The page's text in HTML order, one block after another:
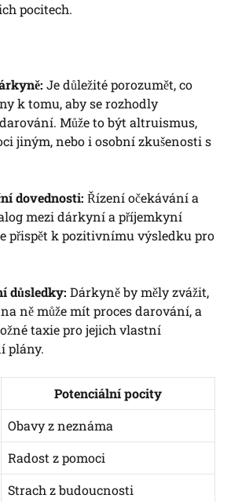
pocitech.
Je důležité porozumět, co
k tomu, ⁤aby se rozhodly
‌Může to být altruismus,
jiným, nebo i osobní zkušenosti s
dovednosti: Řízení očekávání a
‍mezi dárkyní a příjemkyní
přispět k pozitivnímu výsledku⁤ pro
důsledky: Dárkyně by měly zvážit,
ně⁢ může mít proces darování, a
taxie pro ⁢jejich vlastní
plány.
Potenciální pocity
Obavy z neznáma
Radost ⁢z ‍pomoci
Strach z⁤ budoucnosti